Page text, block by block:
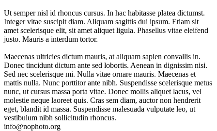
Ut semper nisl id rhoncus cursus. In hac habitasse platea dictumst.
Integer vitae suscipit diam. Aliquam sagittis dui ipsum. Etiam sit
amet scelerisque elit, sit amet aliquet ligula. Phasellus vitae eleifend
justo. Mauris a interdum tortor.
Maecenas ultricies dictum mauris, at aliquam sapien convallis in.
Donec tincidunt dictum ante sed lobortis. Aenean in dignissim nisi.
Sed nec scelerisque mi. Nulla vitae ornare mauris. Maecenas et
mattis nulla. Nunc porttitor ante nibh. Suspendisse scelerisque metus
nunc, ut cursus massa porta vitae. Donec mollis aliquet lacus, vel
molestie neque laoreet quis. Cras sem diam, auctor non hendrerit
eget, blandit id massa. Suspendisse malesuada vulputate leo, ut
vestibulum nibh sollicitudin rhoncus.
info@nophoto.org